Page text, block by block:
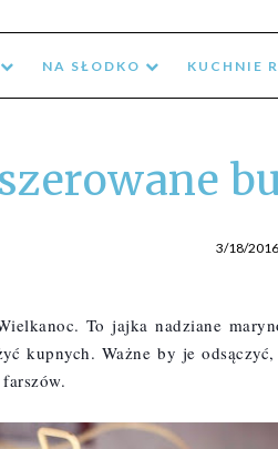
NA SŁODKO KUCHNIE
3/18/2016
To jajka nadziane
kupnych. Ważne by je